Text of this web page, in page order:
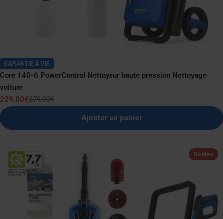
GARANTIE À VIE
Core 140-6 PowerControl Nettoyeur haute pression Nettoyage
voiture
Prix
de
vente
229,00€
Prix
normal
279,00€
Ajouter au panier
Soldes